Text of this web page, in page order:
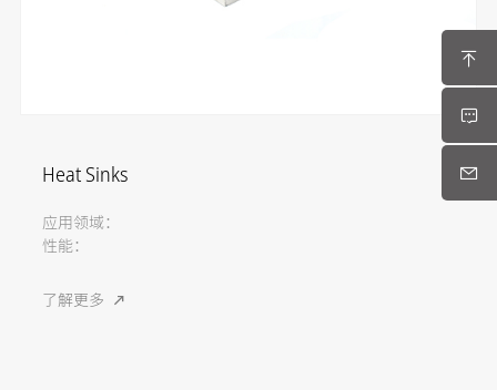
Heat Sinks
应用领域：
性能：
了解更多